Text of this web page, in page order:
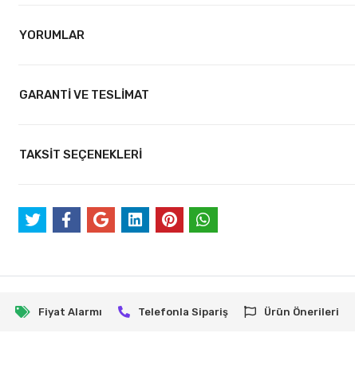
YORUMLAR
GARANTİ VE TESLİMAT
TAKSİT SEÇENEKLERİ
Fiyat Alarmı Telefonla Sipariş Ürün Önerileri